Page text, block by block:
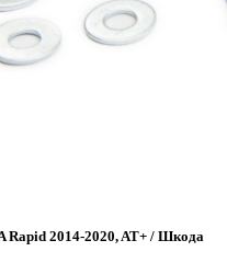
2014-2020, AT+ / Шкода